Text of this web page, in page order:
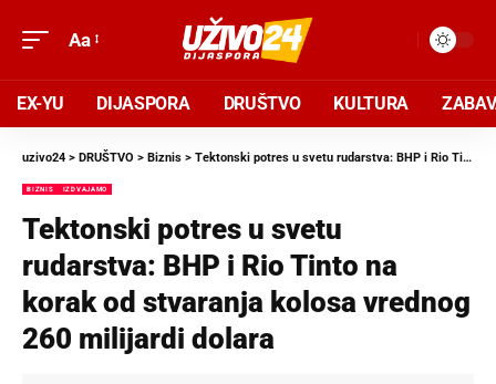
Aa
EX-YU DIJASPORA DRUŠTVO KULTURA
uzivo24 > DRUŠTVO > Biznis > Tektonski potres u svetu rudarstva: BHP i Rio Tinto na korak od stvaranja kolosa vrednog 260 milijardi dolara
BIZNIS IZDVAJAMO
Tektonski potres u svetu
rudarstva: BHP i Rio Tinto na
korak od stvaranja kolosa vrednog
260 milijardi dolara